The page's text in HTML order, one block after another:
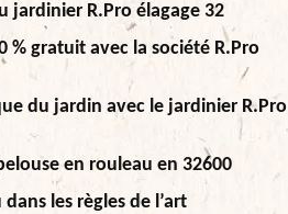
jardinier R.Pro élagage 32
% gratuit avec la société R.Pro
du jardin avec le jardinier R.Pro
en rouleau en 32600
les règles de l’art